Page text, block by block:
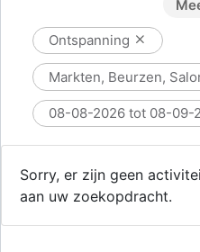
Ontspanning
Markten, Beurzen,
08-08-2026 tot 08-09-
Sorry, er zijn geen
aan uw zoekopdracht.